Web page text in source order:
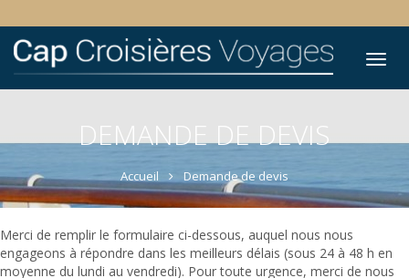
DEMANDE DE DEVIS
Accueil Demande de devis
Merci de remplir le formulaire ci-dessous, auquel nous nous
engageons à répondre dans les meilleurs délais (sous 24 à 48 h en
moyenne du lundi au vendredi). Pour toute urgence, merci de nous